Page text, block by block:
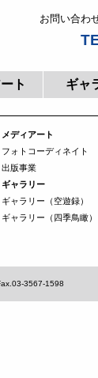
お問い合わ
ト ギャ
メディアート
フォトコーディネイト
出版事業
ギャラリー
ギャラリー（空遊録）
ギャラリー（四季鳥瞰）
3567-1598